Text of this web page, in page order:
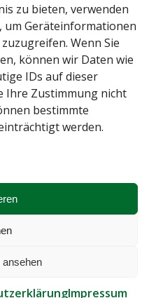
zu bieten, verwenden
um Geräteinformationen
Wenn Sie
können wir Daten wie
IDs auf dieser
Ihre Zustimmung nicht
bestimmte
werden.
ansehen
Impressum
für Waagen, Eich- &
und
sich nicht an Verbraucher,
Institutionen, Kommunen
Schweiz (weitere Länder auf
zzgl. Versandkosten
2026